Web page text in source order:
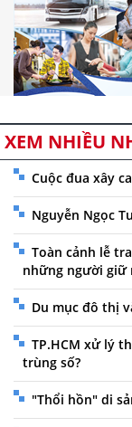
XEM NHIỀU
Cuộc đua xây
Nguyễn Ngọc
Toàn cảnh lễ
những người giữ
Du mục đô thị
TP.HCM xử lý
trùng số?
"Thổi hồn" di